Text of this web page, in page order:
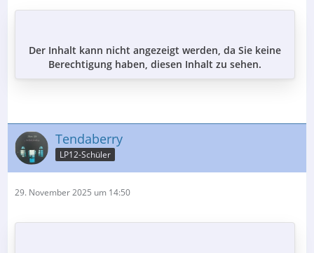
Der Inhalt kann nicht angezeigt werden, da Sie keine
Berechtigung haben, diesen Inhalt zu sehen.
Tendaberry
LP12-Schüler
29. November 2025 um 14:50